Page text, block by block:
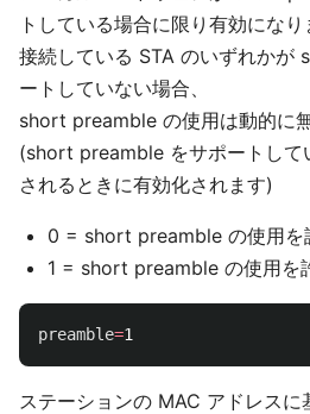
トしている場合に限り有効になり
接続している STA のいずれかが
ートしていない場合、
short preamble の使用は動的に
(short preamble をサポートして
されるときに有効化されます)
0 = short preamble の使用を
1 = short preamble の使用を
preamble=
ステーションの MAC アドレスに